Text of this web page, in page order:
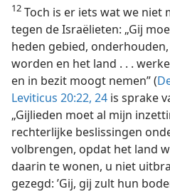
12 Toch is er iets wat we niet
tegen de Israëlieten: „Gij
heden gebied,
worden en het land . . .
en in bezit moogt nemen” (
Leviticus 20:22, 24 is sprake
„Gijlieden moet al mijn
rechterlijke beslissingen
volbrengen, opdat het land
daarin te wonen, u niet
gezegd: ’Gij, gij zult hun